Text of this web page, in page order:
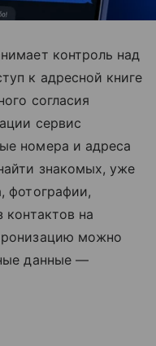
контроль над
к адресной книге
согласия
сервис
номера и адреса
знакомых, уже
фотографии,
контактов на
можно
данные —